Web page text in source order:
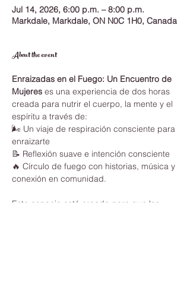
Jul 14, 2026, 6:00 p.m. – 8:00 p.m.
Markdale, Markdale, ON N0C 1H0, Canada
About the event
Enraizadas en el Fuego: Un Encuentro de
Mujeres es una experiencia de dos horas
creada para nutrir el cuerpo, la mente y el
espíritu a través de:
🌬️ Un viaje de respiración consciente para
enraizarte
📝 Reflexión suave e intención consciente
🔥 Círculo de fuego con historias, música y
conexión en comunidad.
Este espacio está creado para que las